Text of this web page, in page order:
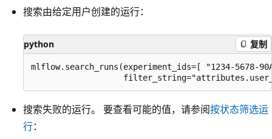
搜索由给定用户创建的运行：
python 复制
mlflow.search_runs(experiment_ids=[ "1234-5678-
搜索失败的运行。 要查看可能的值，请参阅按状态筛选运
行：